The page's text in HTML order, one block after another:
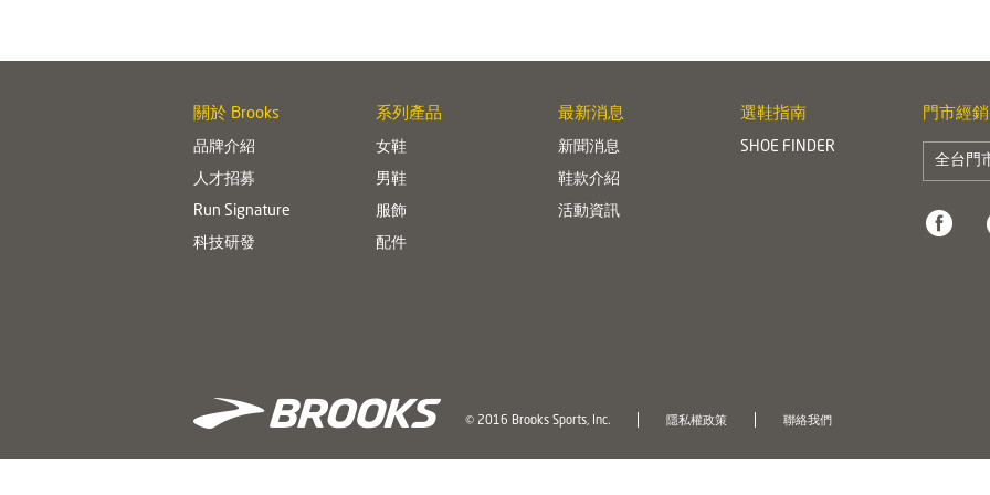
關於 Brooks
品牌介紹
人才招募
Run Signature
科技研發
系列產品
女鞋
男鞋
服飾
配件
最新消息
新聞消息
鞋款介紹
活動資訊
選鞋指南
SHOE FINDER
門市經銷
全台門
© 2016 Brooks Sports, Inc. 隱私權政策 聯絡我們